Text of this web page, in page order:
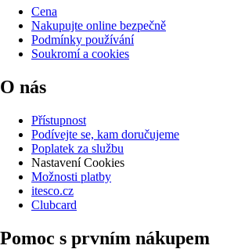
Cena
Nakupujte online bezpečně
Podmínky používání
Soukromí a cookies
O nás
Přístupnost
Podívejte se, kam doručujeme
Poplatek za službu
Nastavení Cookies
Možnosti platby
itesco.cz
Clubcard
Pomoc s prvním nákupem